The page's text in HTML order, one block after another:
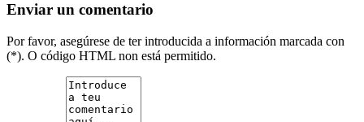
Enviar un comentario
Por favor, asegúrese de ter introducida a información marcada con
(*). O código HTML non está permitido.